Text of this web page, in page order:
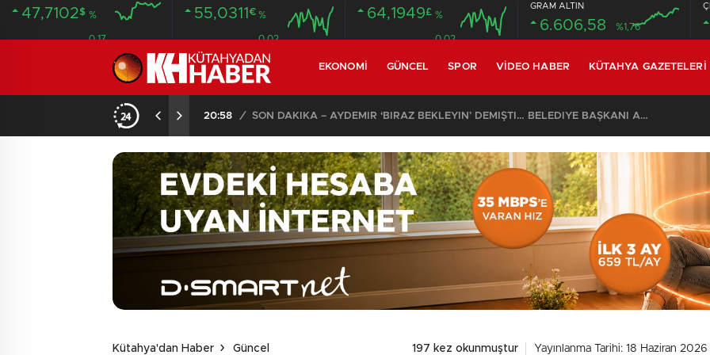
47,7102$ %
0.17
55,0311 € %
0.02
64,1949£ %
0.02
GRAM ALTIN
6.606,58 %1,76
EKONOMI GÜNCEL SPOR VIDEO HABER KÜTAHYA GAZETELERI
20:58 / SON DAKİKA – AYDEMİR ‘BİRAZ BEKLEYİN’ DEMİŞTİ… BELEDİYE BAŞKANI AK PARTİ’YE GEÇİYOR
Kütahya'dan Haber Güncel 197 kez okunmuştur Yayınlanma Tarihi: 18 Haziran 2026